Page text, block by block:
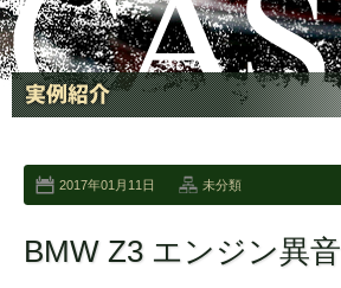
2017年01月11日 未分類
BMW Z3 エンジン異音